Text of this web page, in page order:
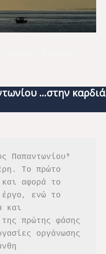
…στην καρδιά
Το πρώτο
αφορά το
έργο, ενώ το
και
πρώτης φάσης
οργάνωσης